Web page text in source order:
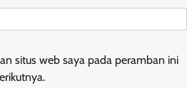
situs web saya pada peramban ini